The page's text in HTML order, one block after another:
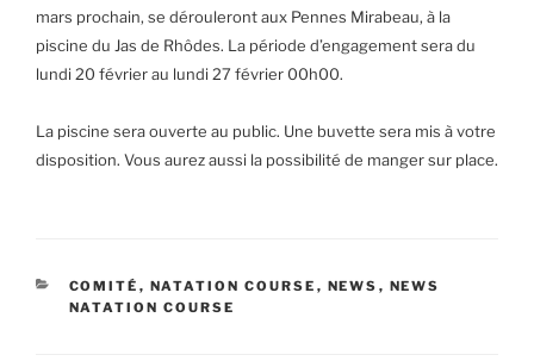
mars prochain, se dérouleront aux Pennes Mirabeau, à la
piscine du Jas de Rhôdes. La période d’engagement sera du
lundi 20 février au lundi 27 février 00h00.
La piscine sera ouverte au public. Une buvette sera mis à votre
disposition. Vous aurez aussi la possibilité de manger sur place.
CATÉGORIES
COMITÉ , NATATION COURSE , NEWS , NEWS
NATATION COURSE